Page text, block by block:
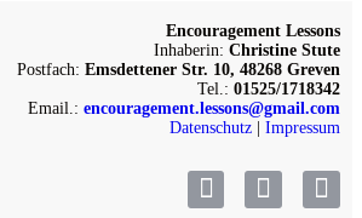
Encouragement Lessons
Inhaberin: Christine Stute
Postfach: Emsdettener Str. 10, 48268 Greven
Tel.: 01525/1718342
Email.: encouragement.lessons@gmail.com
Datenschutz
Impressum